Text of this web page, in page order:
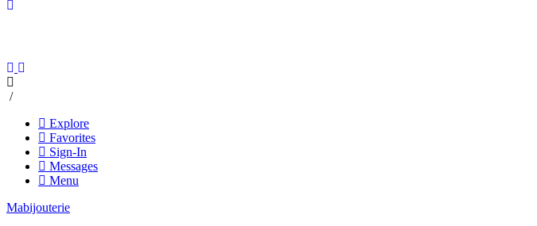
/
Explore
Favorites
Sign-In
Messages
Menu
Mabijouterie